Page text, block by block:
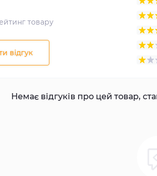
товару
відгук
Немає відгуків про цей товар,